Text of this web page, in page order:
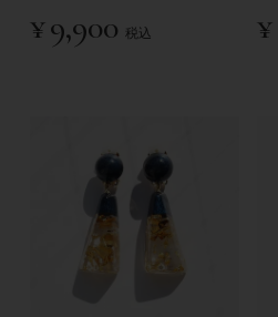
¥9,900 税込 ¥